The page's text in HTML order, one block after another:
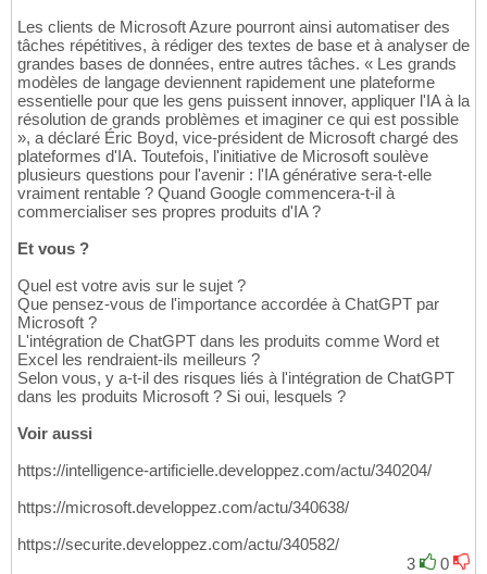
Les clients de Microsoft Azure pourront ainsi automatiser des
tâches répétitives, à rédiger des textes de base et à analyser de
grandes bases de données, entre autres tâches. « Les grands
modèles de langage deviennent rapidement une plateforme
essentielle pour que les gens puissent innover, appliquer l'IA à la
résolution de grands problèmes et imaginer ce qui est possible
», a déclaré Éric Boyd, vice-président de Microsoft chargé des
plateformes d'IA. Toutefois, l'initiative de Microsoft soulève
plusieurs questions pour l'avenir : l'IA générative sera-t-elle
vraiment rentable ? Quand Google commencera-t-il à
commercialiser ses propres produits d'IA ?
Et vous ?
Quel est votre avis sur le sujet ?
Que pensez-vous de l'importance accordée à ChatGPT par
Microsoft ?
L'intégration de ChatGPT dans les produits comme Word et
Excel les rendraient-ils meilleurs ?
Selon vous, y a-t-il des risques liés à l'intégration de ChatGPT
dans les produits Microsoft ? Si oui, lesquels ?
Voir aussi
https://intelligence-artificielle.developpez.com/actu/340204/
https://microsoft.developpez.com/actu/340638/
https://securite.developpez.com/actu/340582/
3
0